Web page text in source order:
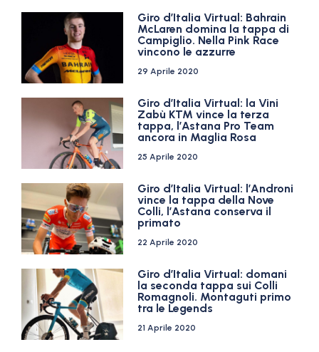
Giro d’Italia Virtual: Bahrain
McLaren domina la tappa di
Campiglio. Nella Pink Race
vincono le azzurre
29 Aprile 2020
Giro d’Italia Virtual: la Vini
Zabù KTM vince la terza
tappa, l’Astana Pro Team
ancora in Maglia Rosa
25 Aprile 2020
Giro d’Italia Virtual: l’Androni
vince la tappa della Nove
Colli, l’Astana conserva il
primato
22 Aprile 2020
Giro d’Italia Virtual: domani
la seconda tappa sui Colli
Romagnoli. Montaguti primo
tra le Legends
21 Aprile 2020